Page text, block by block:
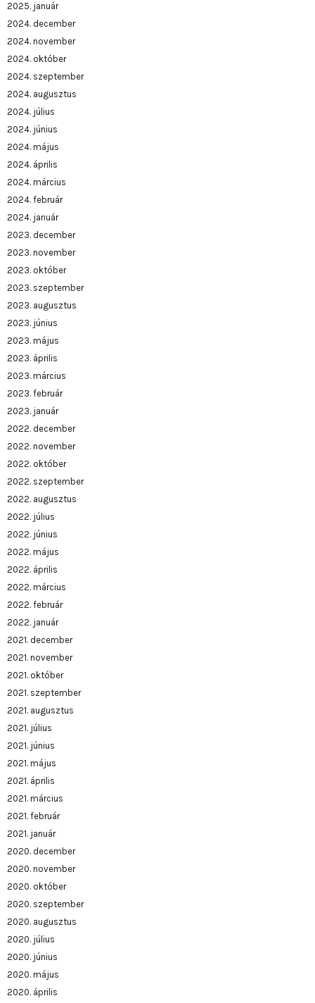
2025. január
2024. december
2024. november
2024. október
2024. szeptember
2024. augusztus
2024. július
2024. június
2024. május
2024. április
2024. március
2024. február
2024. január
2023. december
2023. november
2023. október
2023. szeptember
2023. augusztus
2023. június
2023. május
2023. április
2023. március
2023. február
2023. január
2022. december
2022. november
2022. október
2022. szeptember
2022. augusztus
2022. július
2022. június
2022. május
2022. április
2022. március
2022. február
2022. január
2021. december
2021. november
2021. október
2021. szeptember
2021. augusztus
2021. július
2021. június
2021. május
2021. április
2021. március
2021. február
2021. január
2020. december
2020. november
2020. október
2020. szeptember
2020. augusztus
2020. július
2020. június
2020. május
2020. április